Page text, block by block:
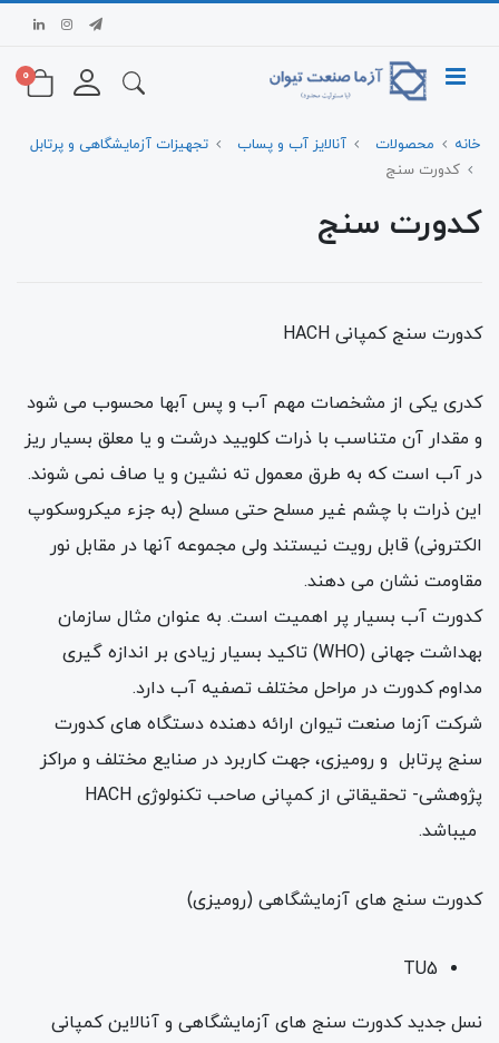
0
خانه محصولات آنالایز آب و پساب
تجهیزات آزمایشگاهی و پرتابل
کدورت سنج
کدورت سنج
کدورت سنج کمپانی HACH
کدری یکی از مشخصات مهم آب و پس آبها محسوب می شود
و مقدار آن متناسب با ذرات کلویید درشت و یا معلق بسیار ریز
در آب است که به طرق معمول ته نشین و یا صاف نمی شوند.
این ذرات با چشم غیر مسلح حتی مسلح (به جزء میکروسکوپ
الکترونی) قابل رویت نیستند ولی مجموعه آنها در مقابل نور
مقاومت نشان می دهند.
کدورت آب بسیار پر اهمیت است. به عنوان مثال سازمان
بهداشت جهانی (WHO) تاکید بسیار زیادی بر اندازه گیری
مداوم کدورت در مراحل مختلف تصفیه آب دارد.
شرکت آزما صنعت تیوان ارائه دهنده دستگاه های کدورت
سنج پرتابل و رومیزی، جهت کاربرد در صنایع مختلف و مراکز
پژوهشی- تحقیقاتی از کمپانی صاحب تکنولوژی HACH
میباشد.
کدورت سنج های آزمایشگاهی (رومیزی)
TU5
نسل جدید کدورت سنج های آزمایشگاهی و آنالاین کمپانی